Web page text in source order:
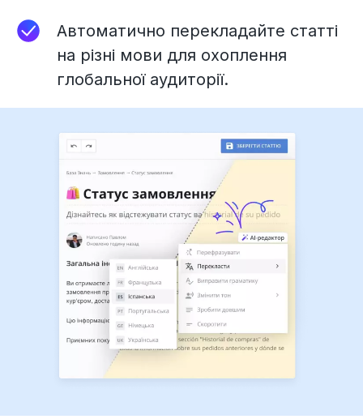
Автоматично перекладайте статті
на різні мови для охоплення
глобальної аудиторії.